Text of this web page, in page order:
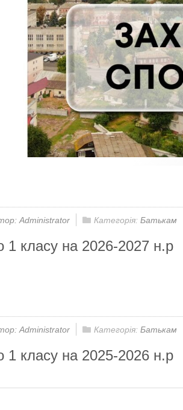
Administrator Категорія: Батькам
1 класу на 2026-2027 н.р
Administrator Категорія: Батькам
1 класу на 2025-2026 н.р